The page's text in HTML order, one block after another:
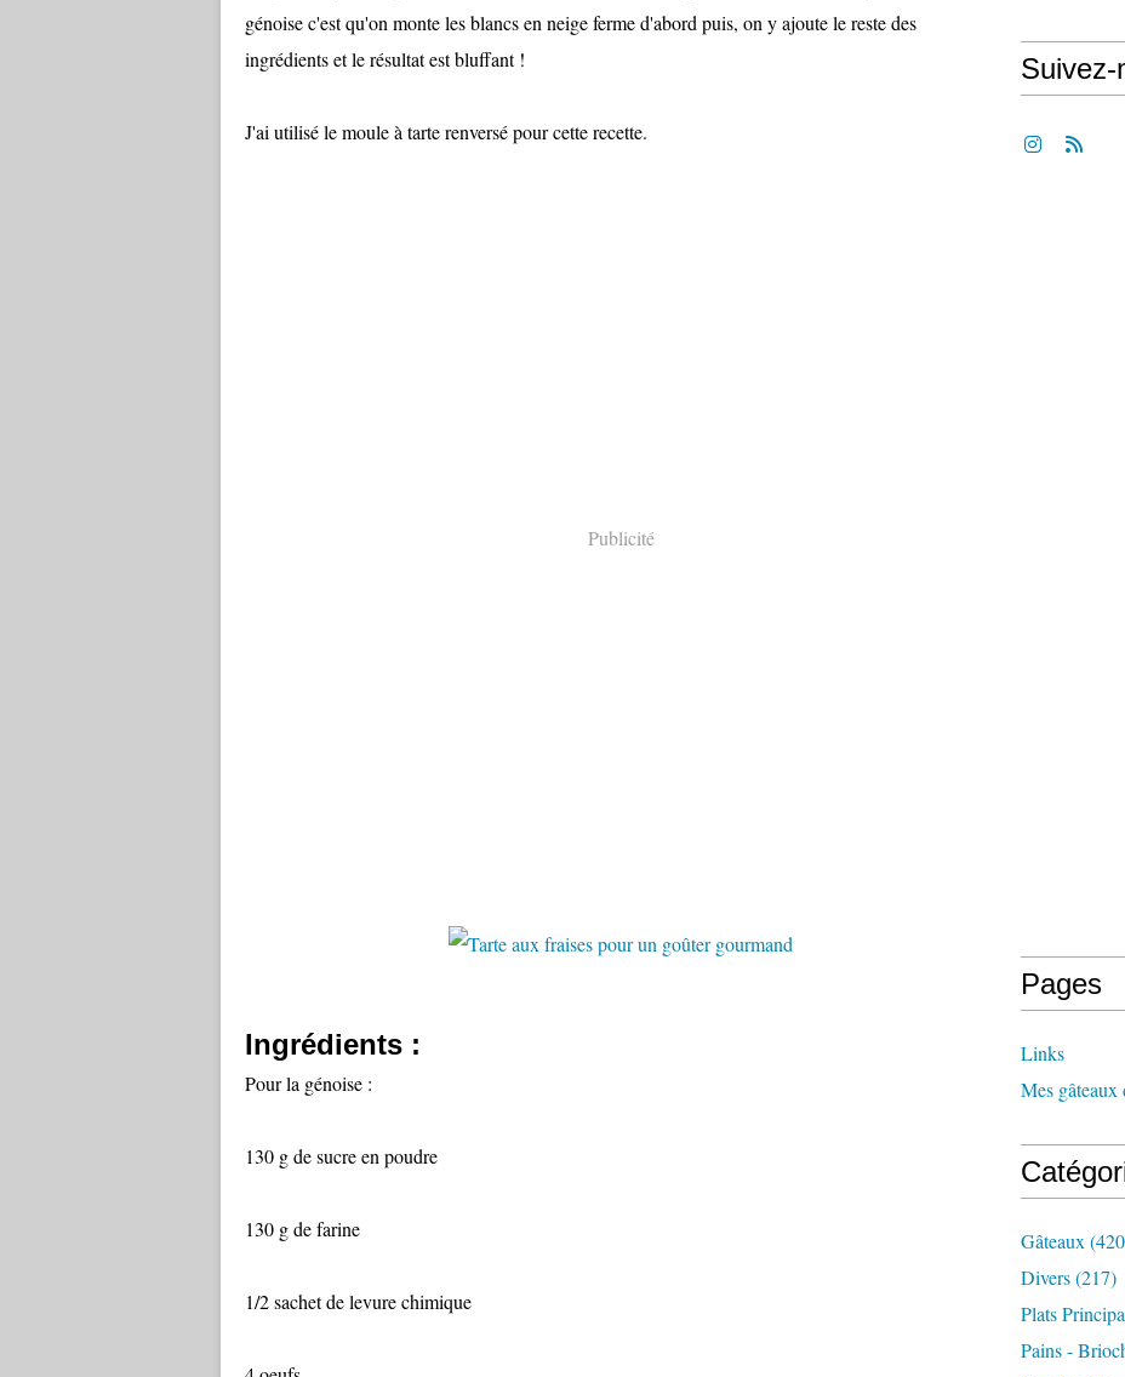
génoise c'est qu'on monte les blancs en neige ferme d'abord puis, on y ajoute le reste des
ingrédients et le résultat est bluffant !
J'ai utilisé le moule à tarte renversé pour cette recette.
Publicité
Ingrédients :
Pour la génoise :
130 g de sucre en poudre
130 g de farine
1/2 sachet de levure chimique
Suivez-
Pages
Links
Mes gâteaux
Gâteaux
Divers(217)
Plats
Pains -